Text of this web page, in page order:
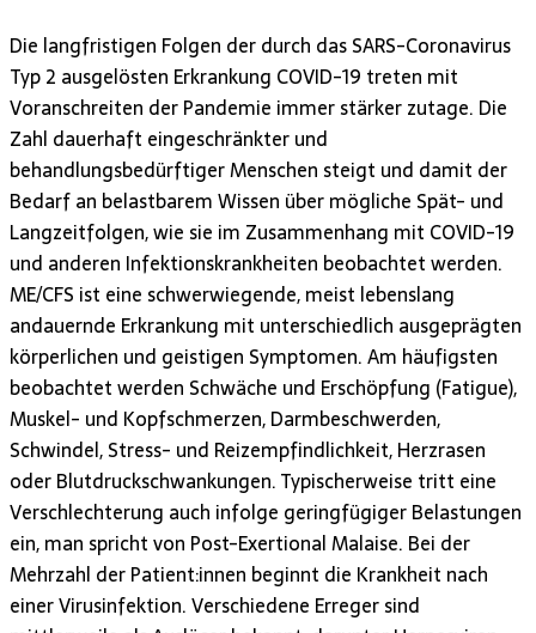
Die langfristigen Folgen der durch das SARS-Coronavirus
Typ 2 ausgelösten Erkrankung COVID-19 treten mit
Voranschreiten der Pandemie immer stärker zutage. Die
Zahl dauerhaft eingeschränkter und
behandlungsbedürftiger Menschen steigt und damit der
Bedarf an belastbarem Wissen über mögliche Spät- und
Langzeitfolgen, wie sie im Zusammenhang mit COVID-19
und anderen Infektionskrankheiten beobachtet werden.
ME/CFS ist eine schwerwiegende, meist lebenslang
andauernde Erkrankung mit unterschiedlich ausgeprägten
körperlichen und geistigen Symptomen. Am häufigsten
beobachtet werden Schwäche und Erschöpfung (Fatigue),
Muskel- und Kopfschmerzen, Darmbeschwerden,
Schwindel, Stress- und Reizempfindlichkeit, Herzrasen
oder Blutdruckschwankungen. Typischerweise tritt eine
Verschlechterung auch infolge geringfügiger Belastungen
ein, man spricht von Post-Exertional Malaise. Bei der
Mehrzahl der Patient:innen beginnt die Krankheit nach
einer Virusinfektion. Verschiedene Erreger sind